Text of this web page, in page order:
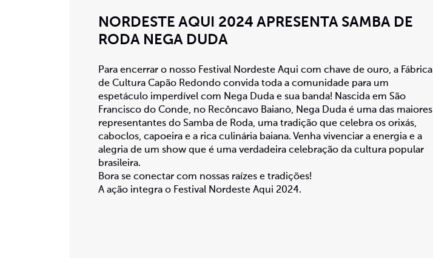
NORDESTE AQUI 2024 APRESENTA SAMBA DE
RODA NEGA DUDA
Para encerrar o nosso Festival Nordeste Aqui com chave de ouro, a Fábrica
de Cultura Capão Redondo convida toda a comunidade para um
espetáculo imperdível com Nega Duda e sua banda! Nascida em São
Francisco do Conde, no Recôncavo Baiano, Nega Duda é uma das maiores
representantes do Samba de Roda, uma tradição que celebra os orixás,
caboclos, capoeira e a rica culinária baiana. Venha vivenciar a energia e a
alegria de um show que é uma verdadeira celebração da cultura popular
brasileira.
Bora se conectar com nossas raízes e tradições!
A ação integra o Festival Nordeste Aqui 2024.